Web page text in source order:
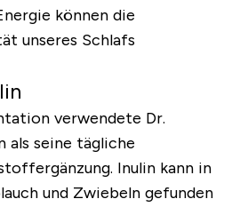
können die
unseres Schlafs
verwendete Dr.
als seine tägliche
Inulin kann in
und Zwiebeln gefunden